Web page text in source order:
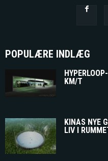
POPULÆRE INDLÆG
KM/T
KINAS NYE
LIV I